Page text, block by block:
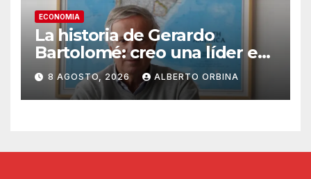
ECONOMIA
La historia de Gerardo
Bartolomé: creo una líder en
semilla en todo el mundo, se
la traspasó a su hijo y sigue
emprendiendo
8 AGOSTO, 2026 ALBERTO ORBINA